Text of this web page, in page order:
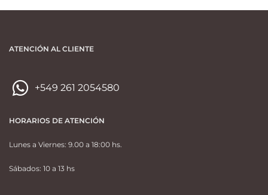
ATENCIÓN AL CLIENTE
+549 261 2054580
HORARIOS DE ATENCIÓN
Lunes a Viernes: 9.00 a 18:00 hs.
Sábados: 10 a 13 hs